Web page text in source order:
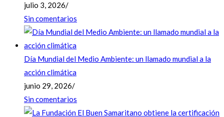
julio 3, 2026/
Sin comentarios
Día Mundial del Medio Ambiente: un llamado mundial a la
acción climática
junio 29, 2026/
Sin comentarios